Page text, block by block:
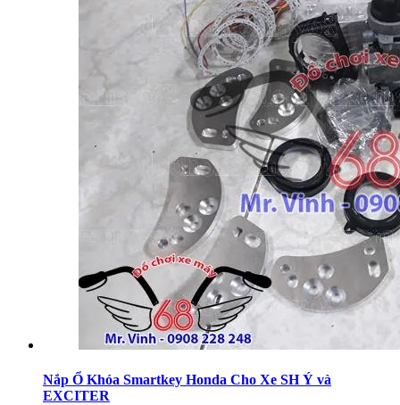
Nắp Ổ Khóa Smartkey Honda Cho Xe SH Ý và
EXCITER